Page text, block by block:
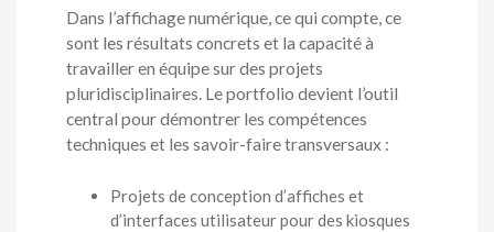
Dans l’affichage numérique, ce qui compte, ce
sont les résultats concrets et la capacité à
travailler en équipe sur des projets
pluridisciplinaires. Le portfolio devient l’outil
central pour démontrer les compétences
techniques et les savoir-faire transversaux :
Projets de conception d’affiches et
d’interfaces utilisateur pour des kiosques